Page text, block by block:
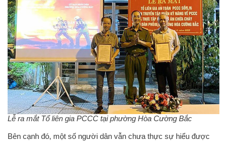
Lễ ra mắt Tổ liên gia PCCC tại phường Hòa Cường Bắc
Bên cạnh đó, một số người dân vẫn chưa thực sự hiểu được